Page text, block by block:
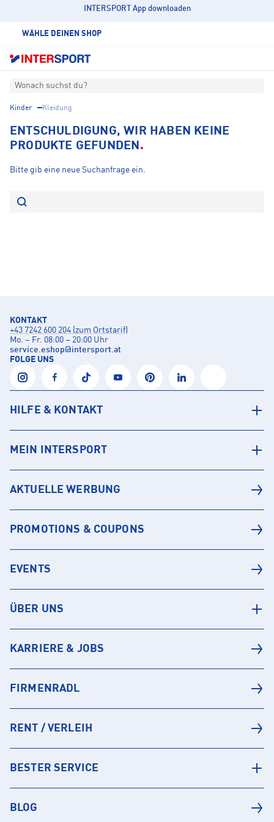
INTERSPORT App downloaden
WÄHLE DEINEN SHOP
Wonach suchst du?
Kinder Kleidung
ENTSCHULDIGUNG, WIR HABEN KEINE
PRODUKTE GEFUNDEN
Bitte gib eine neue Suchanfrage ein.
KONTAKT
+43 7242 600 204 (zum Ortstarif)
Mo. – Fr. 08:00 – 20:00 Uhr
service.eshop@intersport.at
FOLGE UNS
HILFE & KONTAKT
MEIN INTERSPORT
AKTUELLE WERBUNG
PROMOTIONS & COUPONS
EVENTS
ÜBER UNS
KARRIERE & JOBS
FIRMENRADL
RENT / VERLEIH
BESTER SERVICE
BLOG